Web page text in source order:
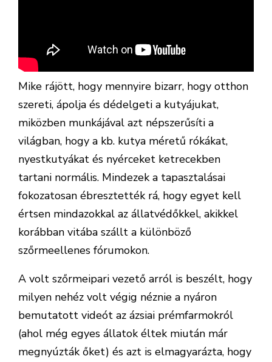
Mike rájött, hogy mennyire bizarr, hogy otthon
szereti, ápolja és dédelgeti a kutyájukat,
miközben munkájával azt népszerűsíti a
világban, hogy a kb. kutya méretű rókákat,
nyestkutyákat és nyérceket ketrecekben
tartani normális. Mindezek a tapasztalásai
fokozatosan ébresztették rá, hogy egyet kell
értsen mindazokkal az állatvédőkkel, akikkel
korábban vitába szállt a különböző
szőrmeellenes fórumokon.
A volt szőrmeipari vezető arról is beszélt, hogy
milyen nehéz volt végig néznie a nyáron
bemutatott videót az ázsiai prémfarmokról
(ahol még egyes állatok éltek miután már
megnyúzták őket) és azt is elmagyarázta, hogy